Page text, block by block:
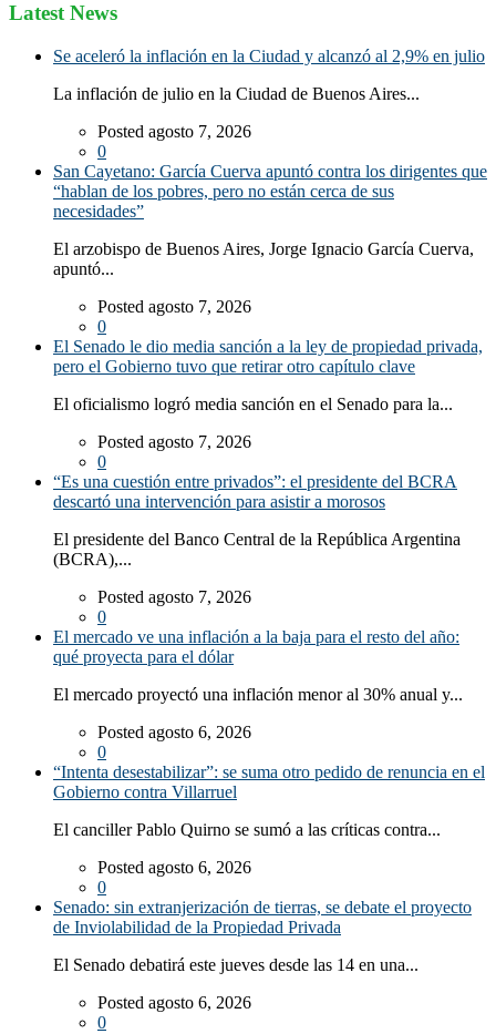
Latest News
Se aceleró la inflación en la Ciudad y alcanzó al 2,9% en julio
La inflación de julio en la Ciudad de Buenos Aires...
Posted agosto 7, 2026
0
San Cayetano: García Cuerva apuntó contra los dirigentes que
“hablan de los pobres, pero no están cerca de sus
necesidades”
El arzobispo de Buenos Aires, Jorge Ignacio García Cuerva,
apuntó...
Posted agosto 7, 2026
0
El Senado le dio media sanción a la ley de propiedad privada,
pero el Gobierno tuvo que retirar otro capítulo clave
El oficialismo logró media sanción en el Senado para la...
Posted agosto 7, 2026
0
“Es una cuestión entre privados”: el presidente del BCRA
descartó una intervención para asistir a morosos
El presidente del Banco Central de la República Argentina
(BCRA),...
Posted agosto 7, 2026
0
El mercado ve una inflación a la baja para el resto del año:
qué proyecta para el dólar
El mercado proyectó una inflación menor al 30% anual y...
Posted agosto 6, 2026
0
“Intenta desestabilizar”: se suma otro pedido de renuncia en el
Gobierno contra Villarruel
El canciller Pablo Quirno se sumó a las críticas contra...
Posted agosto 6, 2026
0
Senado: sin extranjerización de tierras, se debate el proyecto
de Inviolabilidad de la Propiedad Privada
El Senado debatirá este jueves desde las 14 en una...
Posted agosto 6, 2026
0